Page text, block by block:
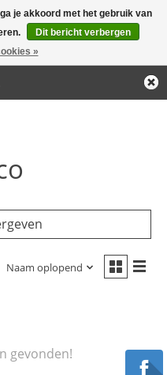
Naam oplopend
gevonden!
je akkoord met het gebruik van
Dit bericht verbergen
»
Deze winkel is in aanbouw.
niet worden gehonoreerd of